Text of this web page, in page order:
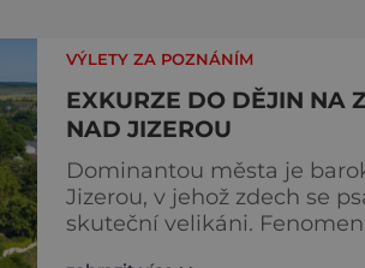
VÝLETY ZA POZNÁNÍM
EXKURZE DO DĚJIN NA
NAD JIZEROU
Dominantou města je
Jizerou, v jehož zdech se
skuteční velikáni.